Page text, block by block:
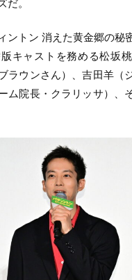
だ。
ントン 消えた黄金郷の秘
キャストを務める松坂
ラウンさん）、吉田羊（
ム院長・クラリッサ）、